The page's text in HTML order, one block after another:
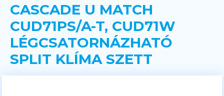
CASCADE U MATCH
CUD71PS/A-T, CUD71W
LÉGCSATORNÁZHATÓ
SPLIT KLÍMA SZETT